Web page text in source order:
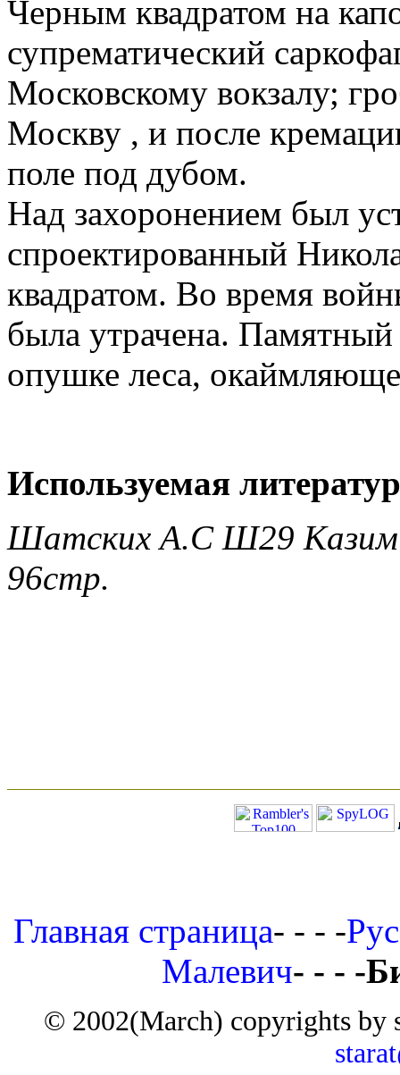
Черным квадратом на
супрематический
Московскому вокзалу;
Москву , и после
поле под дубом.
Над захоронением был
спроектированный
квадратом. Во время
была утрачена. Памятный
опушке леса,
Используемая
Шатских А.С Ш29
96стр.
Главная страница- - - -
Малевич- - - -
© 2002(March) copyrights